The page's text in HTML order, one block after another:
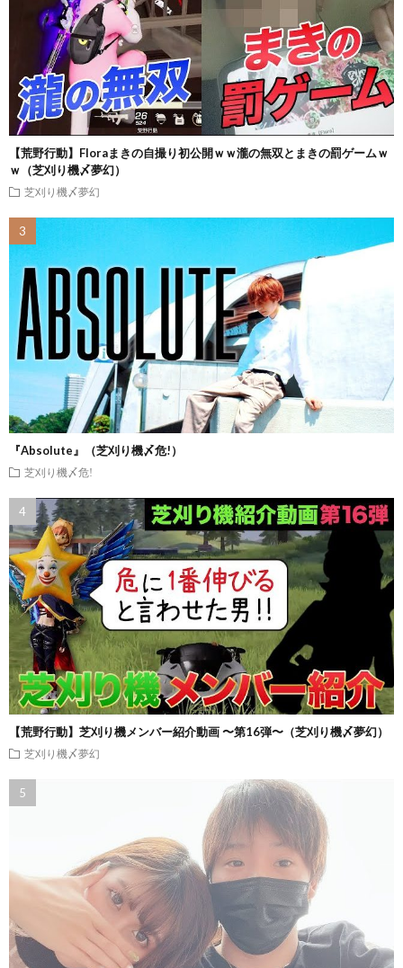
【荒野行動】Floraまきの自撮り初公開ｗｗ瀧の無双とまきの罰ゲームｗ
ｗ（芝刈り機〆夢幻）
芝刈り機〆夢幻
『Absolute』（芝刈り機〆危!）
芝刈り機〆危!
【荒野行動】芝刈り機メンバー紹介動画 〜第16弾〜（芝刈り機〆夢幻）
芝刈り機〆夢幻